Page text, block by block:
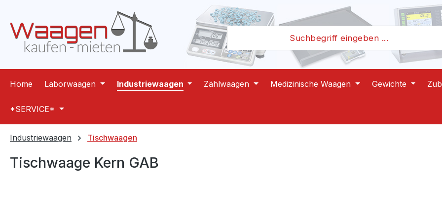
Zur Hauptnavigation springen
Home Laborwaagen Industriewaagen Zählwaagen Medizinische Waagen Gewichte
*SERVICE*
Industriewaagen Tischwaagen
Tischwaage Kern GAB